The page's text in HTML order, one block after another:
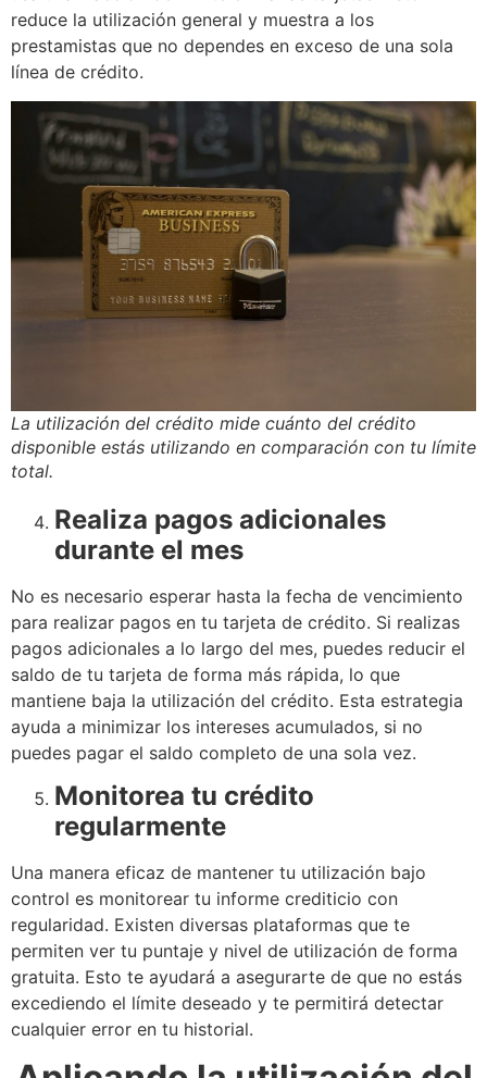
reduce la utilización general y muestra a los
prestamistas que no dependes en exceso de una sola
línea de crédito.
La utilización del crédito mide cuánto del crédito
disponible estás utilizando en comparación con tu límite
total.
Realiza pagos adicionales
durante el mes
No es necesario esperar hasta la fecha de vencimiento
para realizar pagos en tu tarjeta de crédito. Si realizas
pagos adicionales a lo largo del mes, puedes reducir el
saldo de tu tarjeta de forma más rápida, lo que
mantiene baja la utilización del crédito. Esta estrategia
ayuda a minimizar los intereses acumulados, si no
puedes pagar el saldo completo de una sola vez.
Monitorea tu crédito
regularmente
Una manera eficaz de mantener tu utilización bajo
control es monitorear tu informe crediticio con
regularidad. Existen diversas plataformas que te
permiten ver tu puntaje y nivel de utilización de forma
gratuita. Esto te ayudará a asegurarte de que no estás
excediendo el límite deseado y te permitirá detectar
cualquier error en tu historial.